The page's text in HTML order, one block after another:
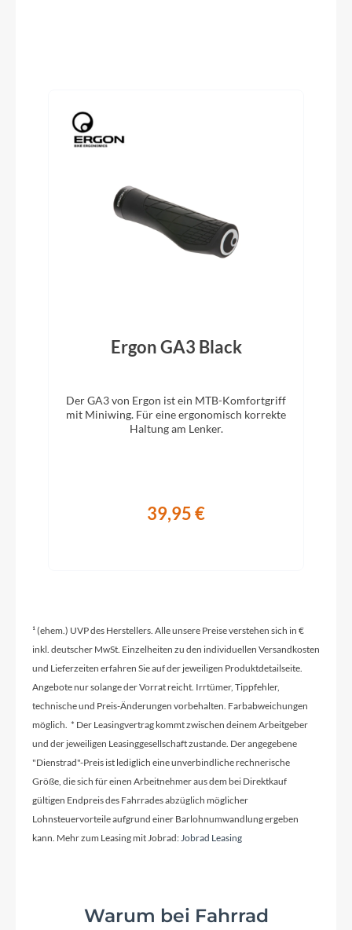
Vorbau
CUBE Performance Stem E-MTB 35, FPI-Link
Sram Eagle 90 Transmission, 12-Speed
Rahmenmaterial
Aluminium Superlite
Kurbelgarnitur
ACID MTB Hybrid Pro, 38T
Lenker
Ergon GA3 Black
Der GA3 von Ergon ist ein MTB-Komfortgriff
mit Miniwing. Für eine ergonomisch korrekte
Haltung am Lenker.
39,95 €
¹ (ehem.) UVP des Herstellers. Alle unsere Preise verstehen sich in €
inkl. deutscher MwSt. Einzelheiten zu den individuellen Versandkosten
und Lieferzeiten erfahren Sie auf der jeweiligen Produktdetailseite.
Angebote nur solange der Vorrat reicht. Irrtümer, Tippfehler,
technische und Preis-Änderungen vorbehalten. Farbabweichungen
möglich. * Der Leasingvertrag kommt zwischen deinem Arbeitgeber
und der jeweiligen Leasinggesellschaft zustande. Der angegebene
"Dienstrad"-Preis ist lediglich eine unverbindliche rechnerische
Größe, die sich für einen Arbeitnehmer aus dem bei Direktkauf
gültigen Endpreis des Fahrrades abzüglich möglicher
Lohnsteuervorteile aufgrund einer Barlohnumwandlung ergeben
kann. Mehr zum Leasing mit Jobrad:Jobrad Leasing
Warum bei Fahrrad